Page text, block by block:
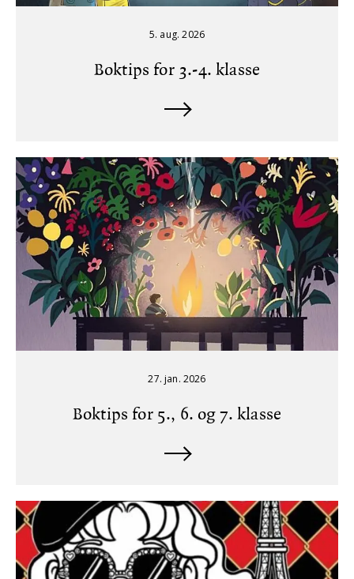
5. aug. 2026
Boktips for 3.-4. klasse
27. jan. 2026
Boktips for 5., 6. og 7. klasse